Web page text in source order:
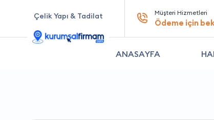
Çelik Yapı & Tadilat Müşteri Hizmetleri
Ödeme için
ANASAYFA